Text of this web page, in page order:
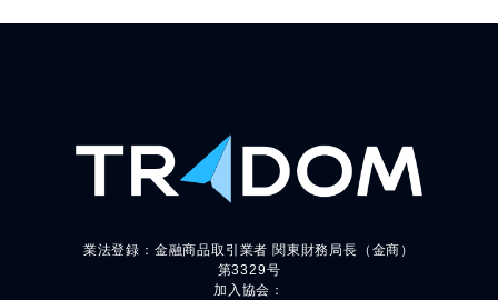
業法登録：金融商品取引業者 関東財務局長（金商）
第3329号
加入協会：